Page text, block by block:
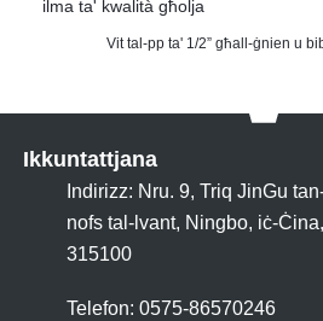
Vit tal-pp ta' 1/2” għall-ġnien u
Ikkuntattjana
Indirizz: Nru. 9, Triq JinGu
nofs tal-lvant, Ningbo, iċ-Ċina,
315100
Telefon: 0575-86570246